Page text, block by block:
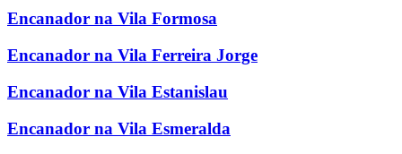
Encanador na Vila Formosa
Encanador na Vila Ferreira Jorge
Encanador na Vila Estanislau
Encanador na Vila Esmeralda